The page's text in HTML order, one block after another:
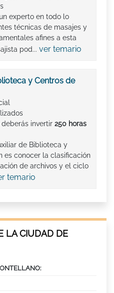
experto en todo lo
técnicas de masajes y
afines a esta
pod... ver temario
y Centros de
deberás invertir 250 horas
de Biblioteca y
es conocer la clasificación
de archivos y el ciclo
temario
LA CIUDAD DE